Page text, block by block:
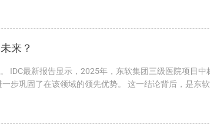
来？
IDC最新报告显示，2025年，东软集团三级医院项目
步巩固了在该领域的领先优势。 这一结论背后，是